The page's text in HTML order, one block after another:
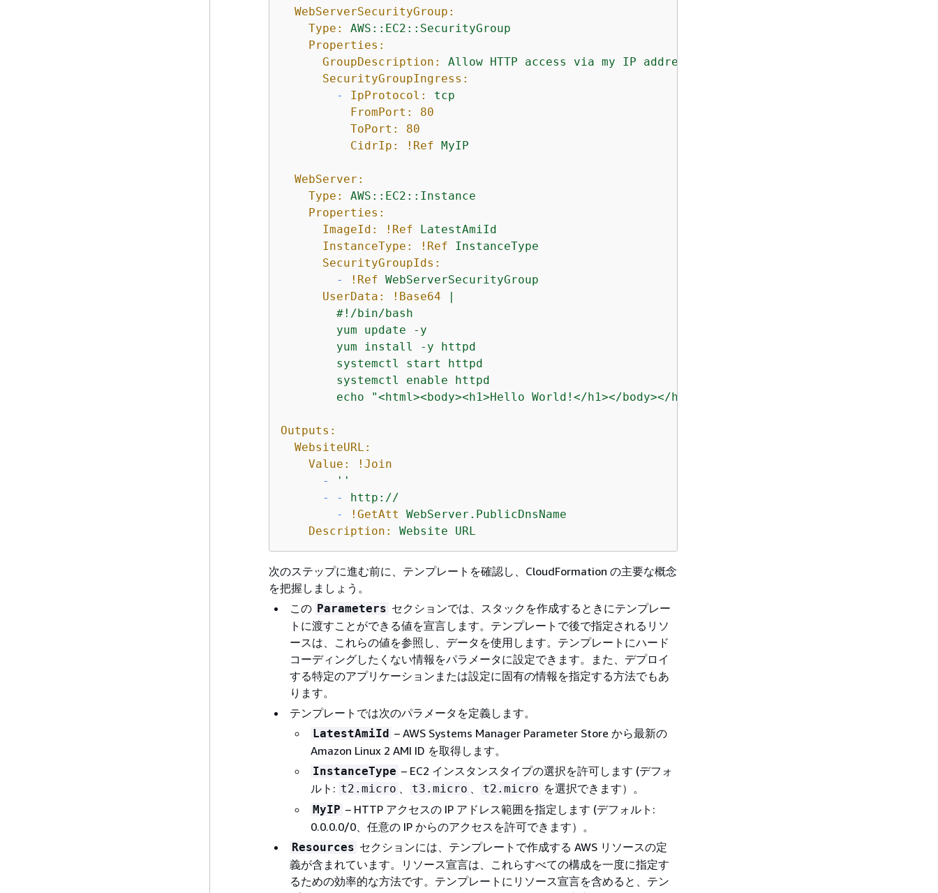
WebServerSecurityGroup:
Type:
AWS::EC2::SecurityGroup
Properties:
GroupDescription:
Allow HTTP access via my IP
address
SecurityGroupIngress:
-
IpProtocol:
tcp
FromPort:
80
ToPort:
80
CidrIp:
!Ref MyIP
WebServer:
Type:
AWS::EC2::Instance
Properties:
ImageId:
!Ref
LatestAmiId
InstanceType:
!Ref
InstanceType
SecurityGroupIds:
-
!Ref WebServerSecurityGroup
UserData:
!Base64
|
        #!/bin/bash
        yum update -y
        yum install -y httpd
        systemctl start httpd
        systemctl enable httpd
Outputs:
WebsiteURL:
Value:
!Join
-
''
-
-
http://
-
!GetAtt
WebServer.PublicDnsName
Description:
Website URL
次のステップに進む前に、テンプレートを確認し、CloudFormation の主要な概念
を把握しましょう。
この Parameters セクションでは、スタックを作成するときにテンプレー
トに渡すことができる値を宣言します。テンプレートで後で指定されるリソ
ースは、これらの値を参照し、データを使用します。テンプレートにハード
コーディングしたくない情報をパラメータに設定できます。また、デプロイ
する特定のアプリケーションまたは設定に固有の情報を指定する方法でもあ
ります。
テンプレートでは次のパラメータを定義します。
LatestAmiId – AWS Systems Manager Parameter Store から最新の
Amazon Linux 2 AMI ID を取得します。
InstanceType – EC2 インスタンスタイプの選択を許可します (デフォ
ルト: t2.micro 、 t3.micro 、 t2.micro を選択できます）。
MyIP – HTTP アクセスの IP アドレス範囲を指定します (デフォルト:
0.0.0.0/0、任意の IP からのアクセスを許可できます）。
Resources セクションには、テンプレートで作成する AWS リソースの定
義が含まれています。リソース宣言は、これらすべての構成を一度に指定す
るための効率的な方法です。テンプレートにリソース宣言を含めると、テン